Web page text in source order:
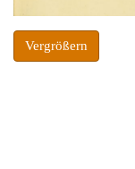
Vergrößern